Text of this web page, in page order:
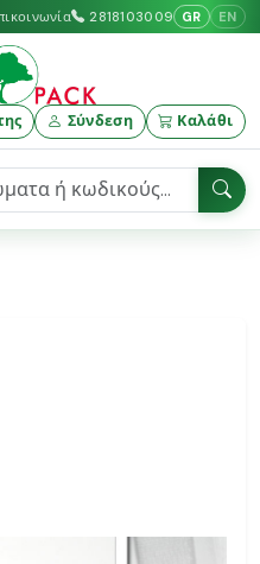
2818103009 GR EN
Σύνδεση Καλάθι